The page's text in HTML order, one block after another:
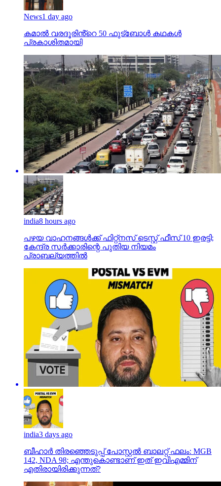
News1 day ago
കമാൽ വരദൂരിൻ്റെ 50 ഫുട്ബോൾ കഥകൾ
പ്രകാശിതമായി
india8 hours ago
പഴയ വാഹനങ്ങള്‍ക്ക് ഫിറ്റ്‌നസ് ടെസ്റ്റ് ഫീസ് 10 ഇരട്ടി;
കേന്ദ്ര സര്‍ക്കാരിന്റെ പുതിയ നിയമം
പ്രാബല്യത്തില്‍
india3 days ago
ബീഹാർ തിരഞ്ഞെടുപ്പ് പോസ്റ്റൽ ബാലറ്റ് ഫലം: MGB
142, NDA 98; എന്തുകൊണ്ടാണ് ഇത് ഇവിഎമ്മിന്
എതിരായിരിക്കുന്നത്?